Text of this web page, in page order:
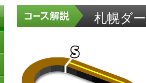
札幌ダ